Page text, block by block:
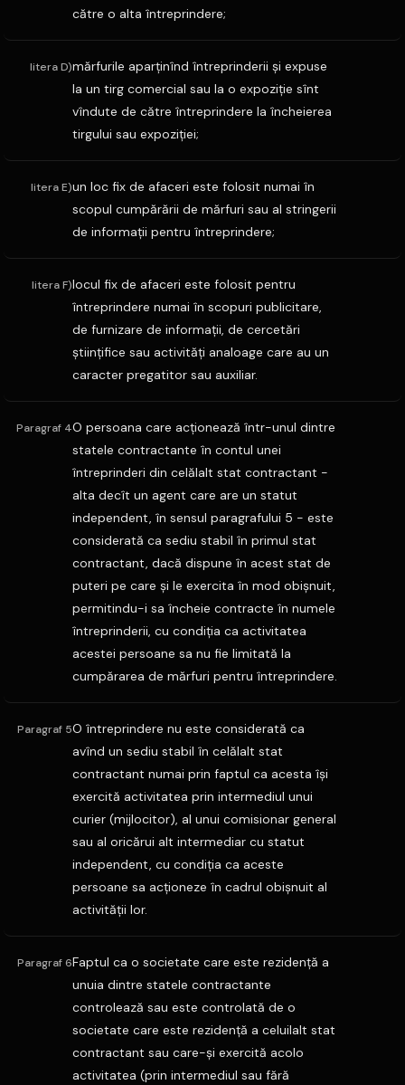
către o alta întreprindere;
litera D)mărfurile aparţinînd întreprinderii şi expuse
la un tirg comercial sau la o expoziţie sînt
vîndute de către întreprindere la încheierea
tirgului sau expoziţiei;
litera E)un loc fix de afaceri este folosit numai în
scopul cumpărării de mărfuri sau al stringerii
de informaţii pentru întreprindere;
litera F)locul fix de afaceri este folosit pentru
întreprindere numai în scopuri publicitare,
de furnizare de informaţii, de cercetări
ştiinţifice sau activităţi analoage care au un
caracter pregatitor sau auxiliar.
Paragraf 4O persoana care acţionează într-unul dintre
statele contractante în contul unei
întreprinderi din celălalt stat contractant -
alta decît un agent care are un statut
independent, în sensul paragrafului 5 - este
considerată ca sediu stabil în primul stat
contractant, dacă dispune în acest stat de
puteri pe care şi le exercita în mod obişnuit,
permitindu-i sa încheie contracte în numele
întreprinderii, cu condiţia ca activitatea
acestei persoane sa nu fie limitată la
cumpărarea de mărfuri pentru întreprindere.
Paragraf 5O întreprindere nu este considerată ca
avînd un sediu stabil în celălalt stat
contractant numai prin faptul ca acesta îşi
exercită activitatea prin intermediul unui
curier (mijlocitor), al unui comisionar general
sau al oricărui alt intermediar cu statut
independent, cu condiţia ca aceste
persoane sa acţioneze în cadrul obişnuit al
activităţii lor.
Paragraf 6Faptul ca o societate care este rezidenţă a
unuia dintre statele contractante
controlează sau este controlată de o
societate care este rezidenţă a celuilalt stat
contractant sau care-şi exercită acolo
activitatea (prin intermediul sau fără